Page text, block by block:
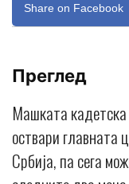
Share on Facebook
Преглед
Машката кадетска
оствари главната
Србија, па сега